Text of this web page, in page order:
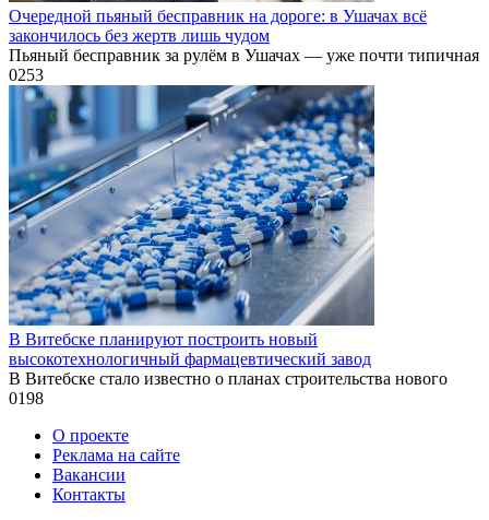
Очередной пьяный бесправник на дороге: в Ушачах всё
закончилось без жертв лишь чудом
Пьяный бесправник за рулём в Ушачах — уже почти типичная
0253
В Витебске планируют построить новый
высокотехнологичный фармацевтический завод
В Витебске стало известно о планах строительства нового
0198
О проекте
Реклама на сайте
Вакансии
Контакты